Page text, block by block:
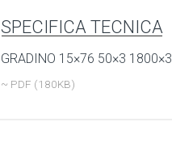
SPECIFICA TECNICA
GRADINO 15×76 50×3
~ PDF (180KB)